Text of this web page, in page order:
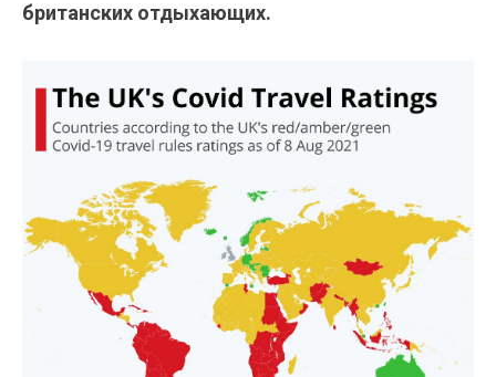
британских отдыхающих.